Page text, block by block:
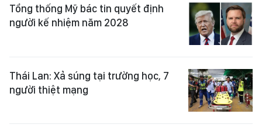
Tổng thống Mỹ bác tin quyết định
người kế nhiệm năm 2028
Thái Lan: Xả súng tại trường học, 7
người thiệt mạng